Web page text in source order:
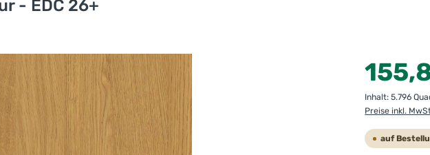
- EDC 26+
Regulärer Preis:
Inhalt:5.796
Preise inkl.
auf